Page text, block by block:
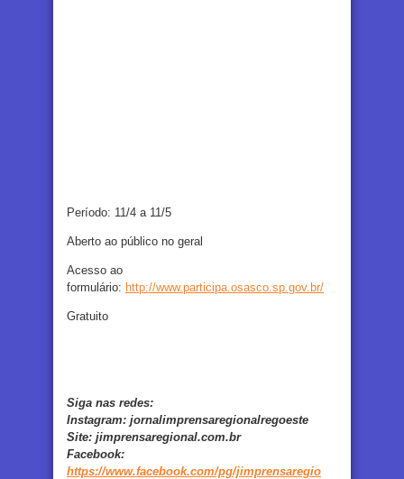
Período: 11/4 a 11/5
Aberto ao público no geral
Acesso ao
formulário: http://www.participa.osasco.sp.gov.br/
Gratuito
Siga nas redes:
Instagram: jornalimprensaregionalregoeste
Site: jimprensaregional.com.br
Facebook:
https://www.facebook.com/pg/jimprensaregio